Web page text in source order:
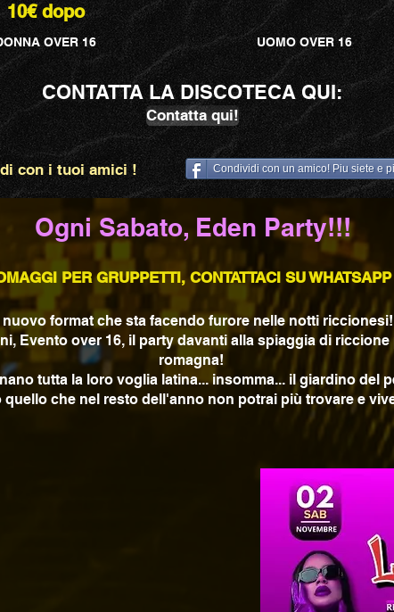
10€ dopo
OVER 16 UOMO OVER 16
CONTATTA LA DISCOTECA QUI:
Contatta qui!
con i tuoi amici ! Condividi con un amico! Piu siete e
Ogni Sabato, Eden Party!!!
PER GRUPPETTI, CONTATTACI SU WHATSAPP
nuovo format che sta facendo furore nelle notti riccionesi!
Evento over 16, il party davanti alla spiaggia di
romagna!
tutta la loro voglia latina... insomma... il giardino del
quello che nel resto dell'anno non potrai più trovare e